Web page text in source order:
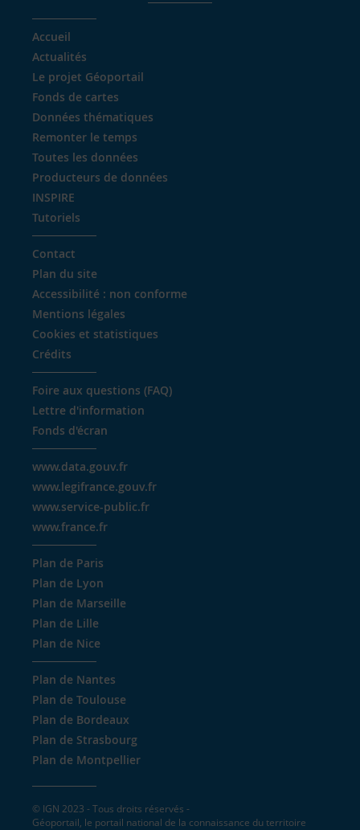
Accueil
Actualités
Le projet Géoportail
Fonds de cartes
Données thématiques
Remonter le temps
Toutes les données
Producteurs de données
INSPIRE
Tutoriels
Contact
Plan du site
Accessibilité : non conforme
Mentions légales
Cookies et statistiques
Crédits
Foire aux questions (FAQ)
Lettre d'information
Fonds d'écran
www.data.gouv.fr
www.legifrance.gouv.fr
www.service-public.fr
www.france.fr
Plan de Paris
Plan de Lyon
Plan de Marseille
Plan de Lille
Plan de Nice
Plan de Nantes
Plan de Toulouse
Plan de Bordeaux
Plan de Strasbourg
Plan de Montpellier
© IGN 2023 - Tous droits réservés -
Géoportail, le portail national de la connaissance du territoire